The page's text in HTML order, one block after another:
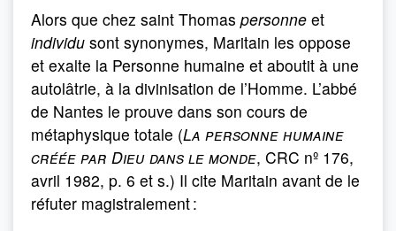
Alors que chez saint Thomas personne et
individu sont synonymes, Maritain les oppose
et exalte la Personne humaine et aboutit à une
autolâtrie, à la divinisation de l’Homme. L’abbé
de Nantes le prouve dans son cours de
métaphysique totale (La personne humaine
créée par Dieu dans le monde, CRC nº 176,
avril 1982, p. 6 et s.) Il cite Maritain avant de le
réfuter magistralement :